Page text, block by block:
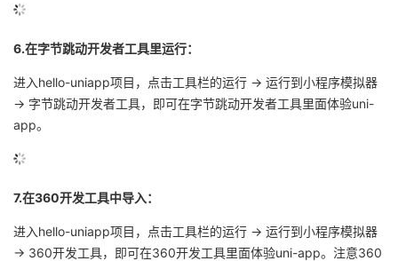
6.在字节跳动开发者工具里运行：
进入hello-uniapp项目，点击工具栏的运行 -> 运行到小程序模拟器
-> 字节跳动开发者工具，即可在字节跳动开发者工具里面体验uni-
app。
7.在360开发工具中导入：
进入hello-uniapp项目，点击工具栏的运行 -> 运行到小程序模拟器
-> 360开发工具，即可在360开发工具里面体验uni-app。注意360